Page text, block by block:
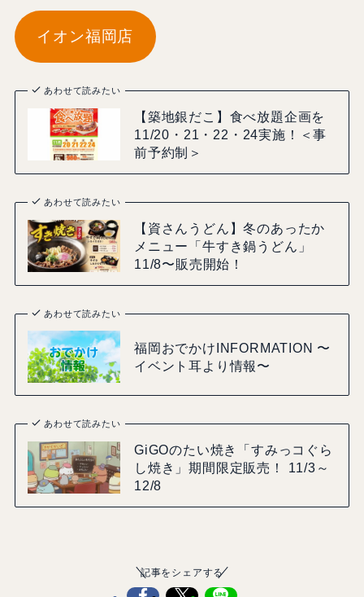
イオン福岡店
あわせて読みたい
【築地銀だこ】食べ放題企画を
11/20・21・22・24実施！＜事
前予約制＞
あわせて読みたい
【資さんうどん】冬のあったか
メニュー「牛すき鍋うどん」
11/8〜販売開始！
あわせて読みたい
福岡おでかけINFORMATION 〜
イベント耳より情報〜
あわせて読みたい
GiGOのたい焼き「すみっコぐら
し焼き」期間限定販売！ 11/3～
12/8
記事をシェアする